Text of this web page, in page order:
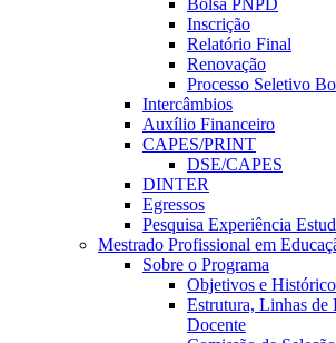
Bolsa PNPD
Inscrição
Relatório Final
Renovação
Processo Seletivo
Intercâmbios
Auxílio Financeiro
CAPES/PRINT
DSE/CAPES
DINTER
Egressos
Pesquisa Experiência
Mestrado Profissional em
Sobre o Programa
Objetivos e Histórico
Estrutura, Linhas de
Docente